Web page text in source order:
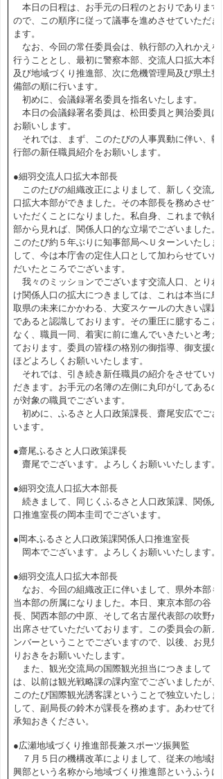
本日の日程は、お手元の日程のとおりであります
ので、この順序に従って議事を進めさせていただき
ます。
なお、今回の常任委員会は、執行部の入れかえを
行うこととし、最初に警察本部、交流人口拡大本部
及び地域づくり推進部、次に危機管理局及び県土整
備部の順に行います。
初めに、会議録署名委員を指名いたします。
本日の会議録署名委員は、松田委員と興治委員に
お願いします。
それでは、まず、このたびの人事異動に伴い、執
行部の新任職員紹介をお願いします。
●細羽交流人口拡大本部長
このたびの組織改正によりまして、新しく交流人
口拡大本部ができました。その本部長を務めさせて
いただくことになりました。私自身、これまで執行
部から見れば、関係人口的な立場でございました。
このたび約５年ぶりに知事部局へＵターンいたしま
して、今は本庁舎の定住人口として加わらせていた
だいたところでございます。
我々のミッションでございます交流人口、とりわ
け関係人口の拡大につきましては、これは本当に鳥
取県の未来にかかわる、大変スケールの大きい課題
であると認識しております。その重圧に臆すること
なく、職員一同、着実に前に進んでいきたいと考え
ております。委員の皆様の格別の御指導、御支援の
ほどよろしくお願いいたします。
それでは、引き続き新任職員の紹介をさせていた
だきます。お手元の名簿の左側に丸印がしてあるの
が対象の職員でございます。
初めに、ふるさと人口政策課長、齋尾安広でござ
います。
●齋尾ふるさと人口政策課長
齋尾でございます。よろしくお願いいたします。
●細羽交流人口拡大本部長
続きまして、同じくふるさと人口政策課、関係人
口推進室長の岡本圭司でございます。
●岡本ふるさと人口政策課関係人口推進室長
岡本でございます。よろしくお願いいたします。
●細羽交流人口拡大本部長
なお、今回の組織改正に伴いまして、県外本部も
当本部の所属になりました。本日、東京本部の谷
長、関西本部の中原、そして名古屋代表部の吹野が
出席させていただいております。この委員会の新メ
ンバーということでございますので、以後、お見知
りおきをお願いいたします。
また、観光交流局の国際観光担当につきまして
は、以前は観光戦略課の課内室でございましたが、
このたび国際観光誘客課ということで独立いたしま
して、副局長の鈴木が課長を務めます。あわせて御
承知おきください。
●広瀬地域づくり推進部長兼スポーツ振興監
７月５日の機構改革によりまして、従来の地域振
興部という名称から地域づくり推進部というふうに